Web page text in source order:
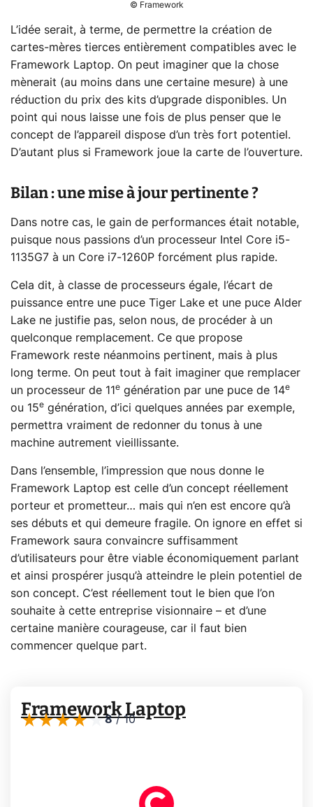
© Framework
L’idée serait, à terme, de permettre la création de
cartes-mères tierces entièrement compatibles avec le
Framework Laptop. On peut imaginer que la chose
mènerait (au moins dans une certaine mesure) à une
réduction du prix des kits d’upgrade disponibles. Un
point qui nous laisse une fois de plus penser que le
concept de l’appareil dispose d’un très fort potentiel.
D’autant plus si Framework joue la carte de l’ouverture.
Bilan : une mise à jour pertinente ?
Dans notre cas, le gain de performances était notable,
puisque nous passions d’un processeur Intel Core i5-
1135G7 à un Core i7-1260P forcément plus rapide.
Cela dit, à classe de processeurs égale, l’écart de
puissance entre une puce Tiger Lake et une puce Alder
Lake ne justifie pas, selon nous, de procéder à un
quelconque remplacement. Ce que propose
Framework reste néanmoins pertinent, mais à plus
long terme. On peut tout à fait imaginer que remplacer
un processeur de 11 e génération par une puce de 14e
ou 15e génération, d’ici quelques années par exemple,
permettra vraiment de redonner du tonus à une
machine autrement vieillissante.
Dans l’ensemble, l’impression que nous donne le
Framework Laptop est celle d’un concept réellement
porteur et prometteur… mais qui n’en est encore qu’à
ses débuts et qui demeure fragile. On ignore en effet si
Framework saura convaincre suffisamment
d’utilisateurs pour être viable économiquement parlant
et ainsi prospérer jusqu’à atteindre le plein potentiel de
son concept. C’est réellement tout le bien que l’on
souhaite à cette entreprise visionnaire – et d’une
certaine manière courageuse, car il faut bien
commencer quelque part.
Framework Laptop
8/10